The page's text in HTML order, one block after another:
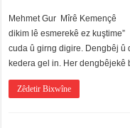
Mirado
için
Mehmet Gur Mîrê
dikim lê esmerekê ez
cuda û girng digire. Dengbêj
kedera gel in. Her
Zêdetir Bixwîne